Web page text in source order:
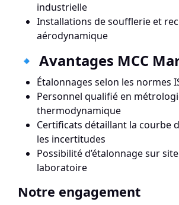
industrielle
Installations de soufflerie et
aérodynamique
🔹 Avantages MCC
Étalonnages selon les normes
Personnel qualifié en
thermodynamique
Certificats détaillant la courbe
les incertitudes
Possibilité d’étalonnage sur
laboratoire
Notre engagement